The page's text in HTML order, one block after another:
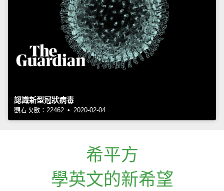
認識新型冠狀病毒
觀看次數：22462 • 2020-02-04
希平方
學英文的新希望